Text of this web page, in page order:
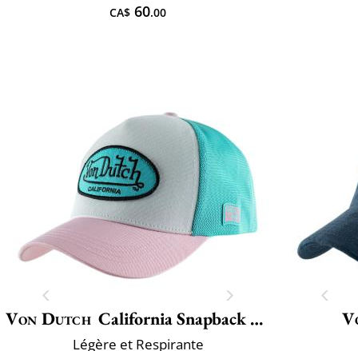
CA$ 60.00
Von Dutch California Snapback Boucle Lof
Légère et Respirante